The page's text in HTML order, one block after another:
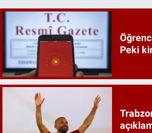
Peki